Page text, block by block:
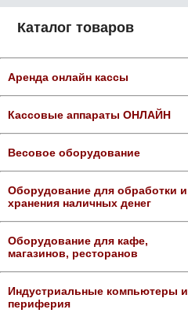
Каталог товаров
Аренда онлайн кассы
Кассовые аппараты ОНЛАЙН
Весовое оборудование
Оборудование для обработки и
хранения наличных денег
Оборудование для кафе,
магазинов, ресторанов
Индустриальные компьютеры и
периферия